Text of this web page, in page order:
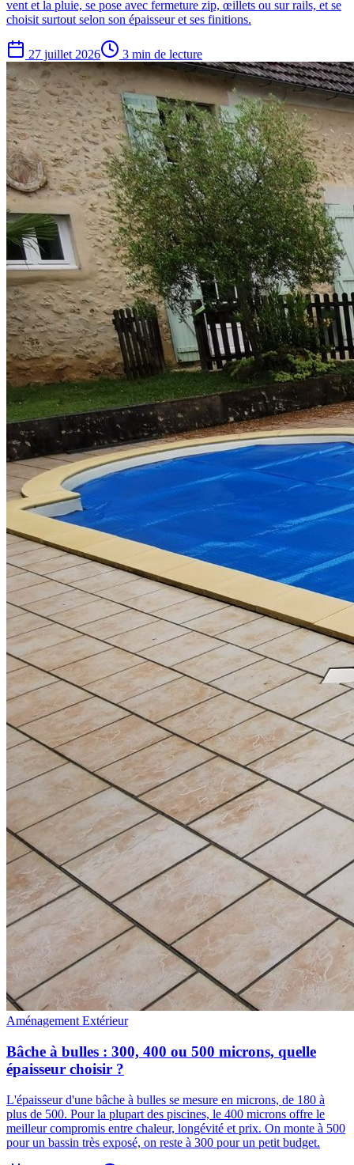
vent et la pluie, se pose avec fermeture zip, œillets ou sur rails, et se
choisit surtout selon son épaisseur et ses finitions.
27 juillet 2026 3 min de lecture
Aménagement Extérieur
Bâche à bulles : 300, 400 ou 500 microns, quelle
épaisseur choisir ?
L'épaisseur d'une bâche à bulles se mesure en microns, de 180 à
plus de 500. Pour la plupart des piscines, le 400 microns offre le
meilleur compromis entre chaleur, longévité et prix. On monte à 500
pour un bassin très exposé, on reste à 300 pour un petit budget.